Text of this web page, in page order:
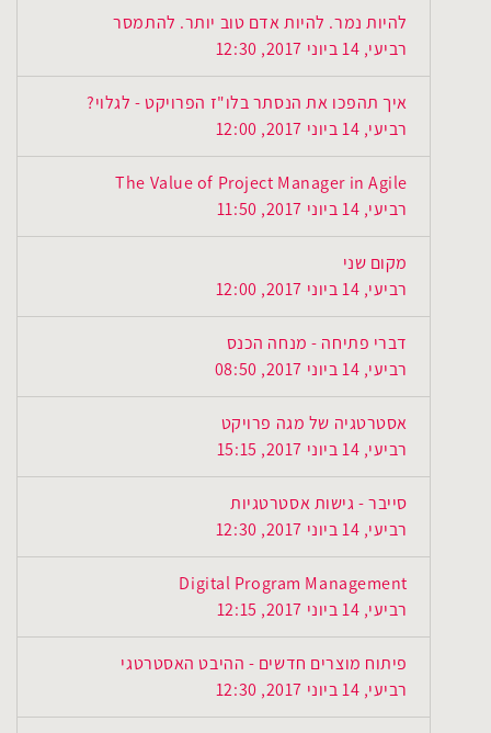
להיות נמר. להיות אדם טוב יותר. להתמסר
רביעי, 14 ביוני 2017, 12:30
איך תהפכו את הנסתר בלו"ז הפרויקט - לגלוי?
רביעי, 14 ביוני 2017, 12:00
The Value of Project Manager in Agile
רביעי, 14 ביוני 2017, 11:50
מקום שני
רביעי, 14 ביוני 2017, 12:00
דברי פתיחה - מנחה הכנס
רביעי, 14 ביוני 2017, 08:50
אסטרטגיה של מגה פרויקט
רביעי, 14 ביוני 2017, 15:15
סייבר - גישות אסטרטגיות
רביעי, 14 ביוני 2017, 12:30
Digital Program Management
רביעי, 14 ביוני 2017, 12:15
פיתוח מוצרים חדשים - ההיבט האסטרטגי
רביעי, 14 ביוני 2017, 12:30